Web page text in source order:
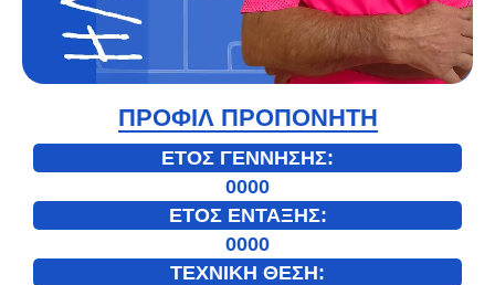
ΠΡΟΦΙΛ ΠΡΟΠΟΝΗΤΗ
ΕΤΟΣ ΓΕΝΝΗΣΗΣ:
0000
ΕΤΟΣ ΕΝΤΑΞΗΣ:
0000
ΤΕΧΝΙΚΗ ΘΕΣΗ: